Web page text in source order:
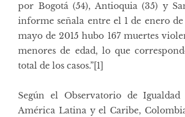
por Bogotá (54), Antioquia (35) y
informe señala entre el 1 de enero de
mayo de 2015 hubo 167 muertes
menores de edad, lo que
total de los casos.”[1]
Según el Observatorio de
América Latina y el Caribe,